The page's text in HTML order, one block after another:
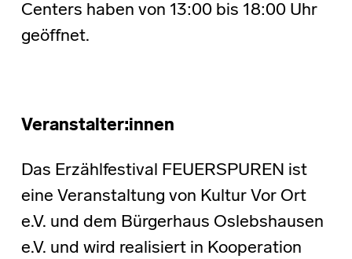
Centers haben von 13:00 bis 18:00 Uhr
geöffnet.
Veranstalter:innen
Das Erzählfestival FEUERSPUREN ist
eine Veranstaltung von Kultur Vor Ort
e.V. und dem Bürgerhaus Oslebshausen
e.V. und wird realisiert in Kooperation